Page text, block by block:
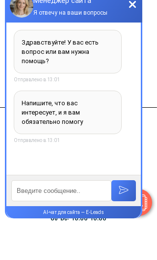
Нет в наличии
Сообщить о наличии
Виробник
Контакты
Пн-Пт:9.00-18.00
Сб-Вс:10.00-16.00